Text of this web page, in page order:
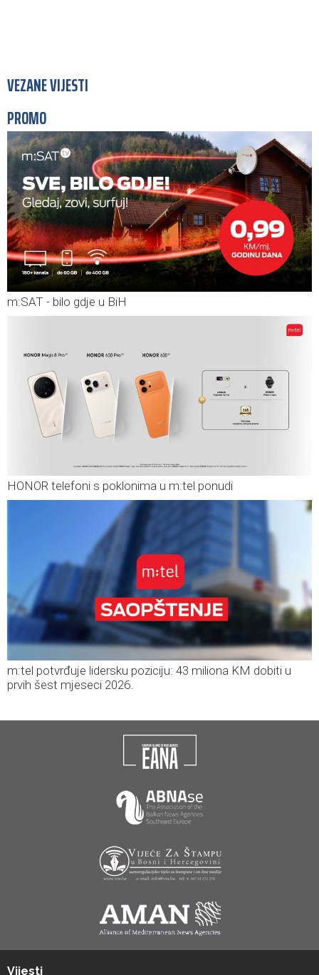
VEZANE VIJESTI
PROMO
m:SAT - bilo gdje u BiH
HONOR telefoni s poklonima u m:tel ponudi
m:tel potvrđuje lidersku poziciju: 43 miliona KM dobiti u
prvih šest mjeseci 2026.
Vijesti